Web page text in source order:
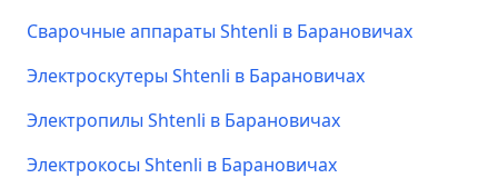
Сварочные аппараты Shtenli в Барановичах
Электроскутеры Shtenli в Барановичах
Электропилы Shtenli в Барановичах
Электрокосы Shtenli в Барановичах